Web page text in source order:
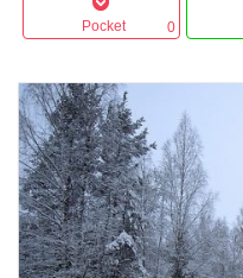
Pocket 0